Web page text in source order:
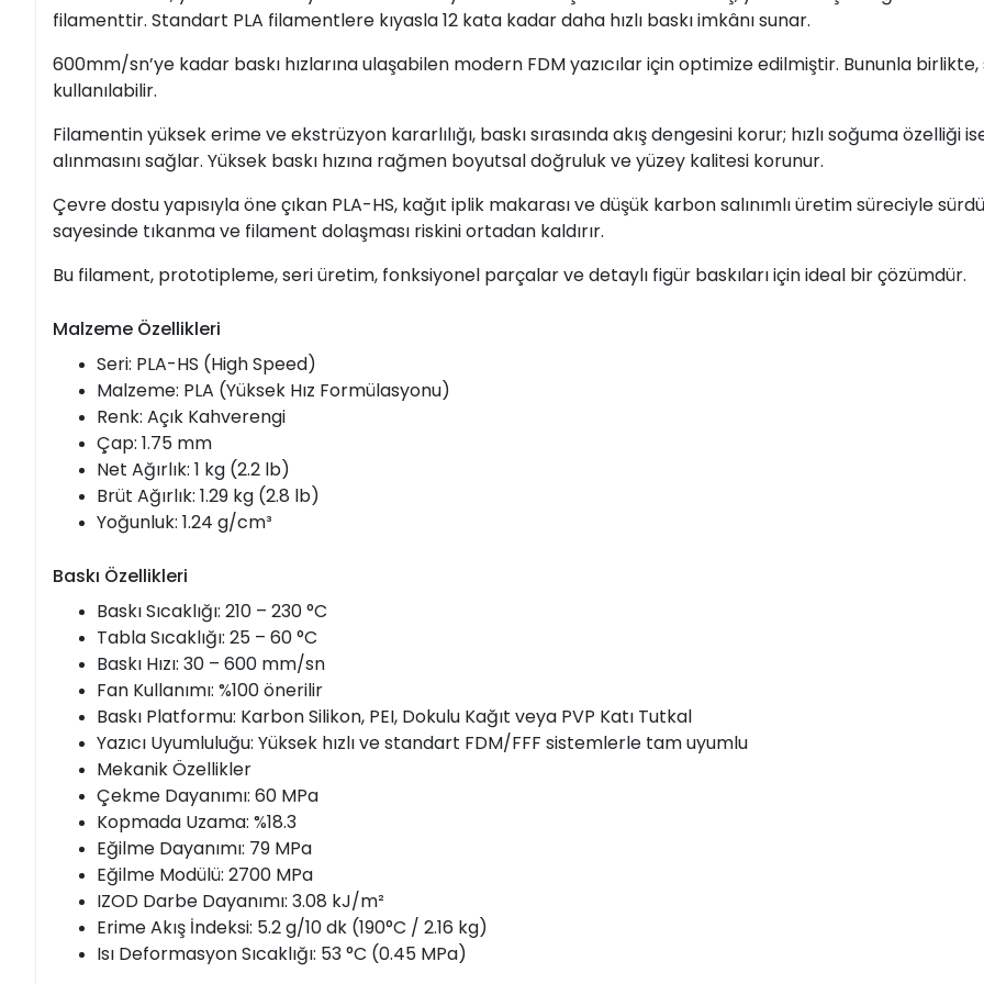
filamenttir. Standart PLA filamentlere kıyasla 12 kata kadar daha hızlı baskı imkânı sunar.
600mm/sn’ye kadar baskı hızlarına ulaşabilen modern FDM yazıcılar için optimize edilmiştir. Bununla
kullanılabilir.
Filamentin yüksek erime ve ekstrüzyon kararlılığı, baskı sırasında akış dengesini korur; hızlı soğuma özelliği
alınmasını sağlar. Yüksek baskı hızına rağmen boyutsal doğruluk ve yüzey kalitesi korunur.
Çevre dostu yapısıyla öne çıkan PLA-HS, kağıt iplik makarası ve düşük karbon salınımlı üretim süreciyle
sayesinde tıkanma ve filament dolaşması riskini ortadan kaldırır.
Bu filament, prototipleme, seri üretim, fonksiyonel parçalar ve detaylı figür baskıları için ideal bir çözümdür.
Malzeme Özellikleri
Seri: PLA-HS (High Speed)
Malzeme: PLA (Yüksek Hız Formülasyonu)
Renk: Açık Kahverengi
Çap: 1.75 mm
Net Ağırlık: 1 kg (2.2 lb)
Brüt Ağırlık: 1.29 kg (2.8 lb)
Yoğunluk: 1.24 g/cm³
Baskı Özellikleri
Baskı Sıcaklığı: 210 – 230 °C
Tabla Sıcaklığı: 25 – 60 °C
Baskı Hızı: 30 – 600 mm/sn
Fan Kullanımı: %100 önerilir
Baskı Platformu: Karbon Silikon, PEI, Dokulu Kağıt veya PVP Katı Tutkal
Yazıcı Uyumluluğu: Yüksek hızlı ve standart FDM/FFF sistemlerle tam uyumlu
Mekanik Özellikler
Çekme Dayanımı: 60 MPa
Kopmada Uzama: %18.3
Eğilme Dayanımı: 79 MPa
Eğilme Modülü: 2700 MPa
IZOD Darbe Dayanımı: 3.08 kJ/m²
Erime Akış İndeksi: 5.2 g/10 dk (190°C / 2.16 kg)
Isı Deformasyon Sıcaklığı: 53 °C (0.45 MPa)